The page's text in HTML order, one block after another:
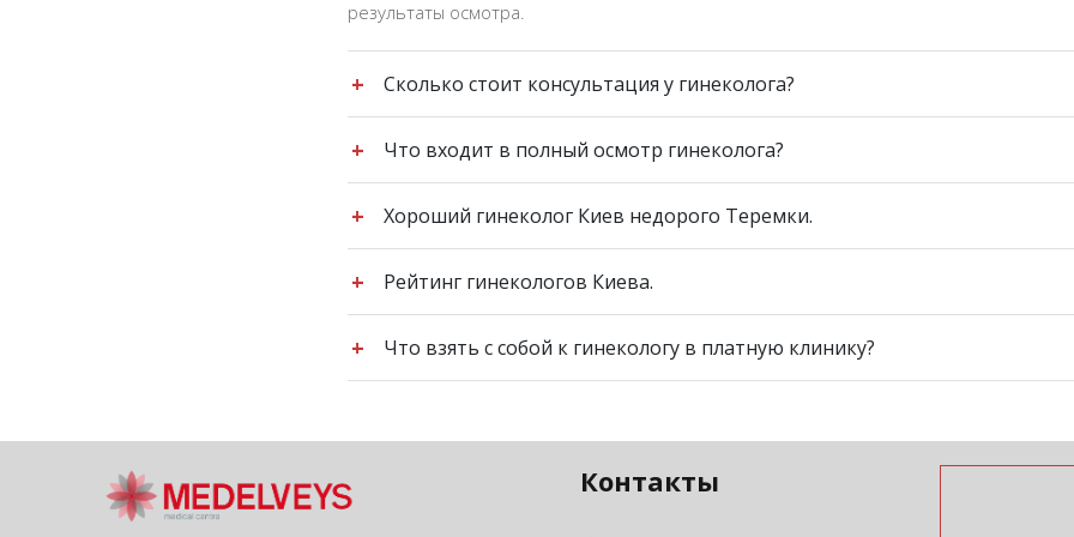
результаты осмотра.
+ Сколько стоит консультация у гинеколога?
уточнить при записи или на официальном сайте клиники.
+ Что входит в полный осмотр гинеколога?
лечению или профилактике. В Medelveys обследование проводится комфортно и
+ Хороший гинеколог Киев недорого Теремки.
качественные услуги по доступной цене и индивидуальный подход к каждой
+ Рейтинг гинекологов Киева.
профессионализм, современное оборудование и внимательное отношение к
+ Что взять с собой к гинекологу в платную клинику?
Контакты